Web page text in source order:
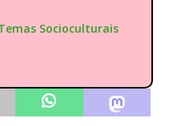
Socioculturais